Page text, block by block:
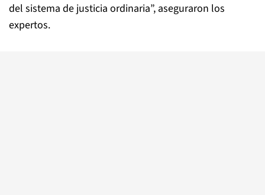
del sistema de justicia ordinaria”, aseguraron los
expertos.